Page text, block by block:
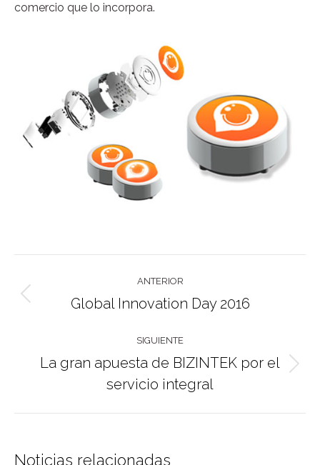
comercio que lo incorpora.
entre
publicaciones
ANTERIOR
Publicación
Global Innovation Day 2016
SIGUIENTE
Publicación
siguiente:
La gran apuesta de BIZINTEK por el
servicio integral
Noticias relacionadas